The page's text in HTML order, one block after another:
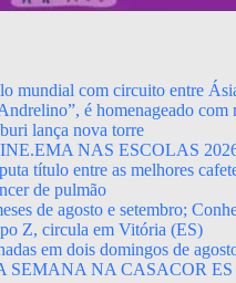
mundial com circuito entre
é homenageado
lança nova torre
NAS ESCOLAS
título entre as melhores
de pulmão
de agosto e setembro;
Z, circula em Vitória (ES)
em dois domingos de
SEMANA NA CASACOR ES